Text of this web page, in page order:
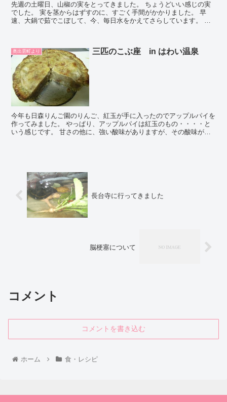
先週の土曜日、山椒の実をとってきました。 ちょうどいい感じの実
でした。 実を茎からはずすのに、すごく手間がかかりました。 早
速、大鍋で茹でこぼして、今、毎日水をかえてさらしています。 エ
奥出雲町より 三匹のこぶ座 in はわい温泉
今年も日森りんご園のりんご、紅玉が手に入ったのでアップルパイを
作ってみました。 やっぱり、アップルパイは紅玉のもの・・・・と
いう感じです。 甘さの他に、強い酸味がありますが、その酸味が甘
長台寺に行ってきました
脳梗塞について
コメント
コメントを書き込む
ホーム 食・レシピ